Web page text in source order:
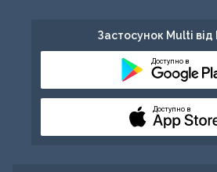
Застосунок Multi від
Доступно в
Доступно в